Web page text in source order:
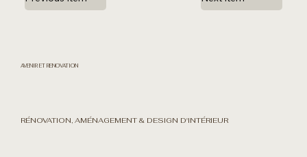
AVENIR ET RENOVATION
RÉNOVATION, AMÉNAGEMENT & DESIGN D'INTÉRIEUR